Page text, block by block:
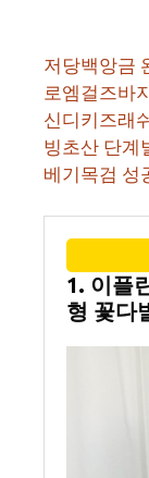
저당백앙금
로엠걸즈바
신디키즈래
빙초산 단계
베기목검 성
1. 이플
형 꽃다